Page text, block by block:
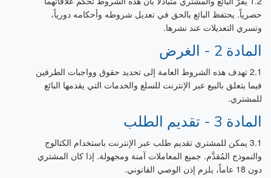
حصرياً. يحتفظ البائع بالحق في تعديل شروطه وأحكامه دورياً،
وتسري التعديلات عند نشرها.
المادة 2 - الغرض
2.1 تهدف هذه الشروط العامة إلى تحديد حقوق وواجبات الطرفين
فيما يتعلق بالبيع عبر الإنترنت للسلع والخدمات التي يقدمها البائع
للمشتري.
المادة 3 - تقديم الطلب
3.1 يمكن للمشتري تقديم طلب عبر الإنترنت باستخدام الكتالوج
والنموذج المُقدَّم. جميع المعاملات آمنة ومجهولة. إذا كان المشتري
دون 18 عاماً، يلزم إذن الوصي القانوني.